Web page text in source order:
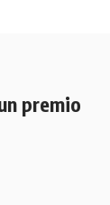
premio